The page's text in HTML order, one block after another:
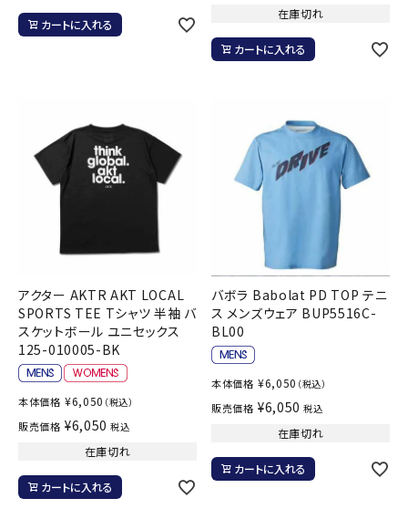
カートに入れる
在庫切れ
カートに入れる
アクター AKTR AKT LOCAL
SPORTS TEE Tシャツ 半袖 バ
スケットボール ユニセックス
125-010005-BK
本体価格 ¥6,050 （税込）
販売価格 ¥6,050 税込
在庫切れ
カートに入れる
バボラ Babolat PD TOP テニ
ス メンズウェア BUP5516C-
BL00
本体価格 ¥6,050 （税込）
販売価格 ¥6,050 税込
在庫切れ
カートに入れる